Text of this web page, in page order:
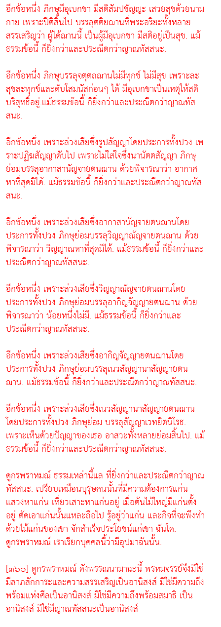
อีกข้อหนึ่ง ภิกษุมีอุเบกขา มีสติสัมปชัญญะ เสวยสุขด้วยนาม
กาย เพราะปีติสิ้นไป บรรลุตติยฌานที่พระอริยะทั้งหลาย
สรรเสริญว่า ผู้ได้ฌานนี้ เป็นผู้มีอุเบกขา มีสติอยู่เป็นสุข. แม้
ธรรมข้อนี้ ก็ยิ่งกว่าและประณีตกว่าญาณทัสสนะ.
อีกข้อหนึ่ง ภิกษุบรรลุจตุตถฌานไม่มีทุกข์ ไม่มีสุข เพราะละ
สุขละทุกข์และดับโสมนัสก่อนๆ ได้ มีอุเบกขาเป็นเหตุให้สติ
บริสุทธิ์อยู่.แม้ธรรมข้อนี้ ก็ยิ่งกว่าและประณีตกว่าญาณทัส
สนะ.
อีกข้อหนึ่ง เพราะล่วงเสียซึ่งรูปสัญญาโดยประการทั้งปวง เพ
ราะปฏิฆสัญญาดับไป เพราะไม่ใส่ใจซึ่งนานัตตสัญญา ภิกษุ
ย่อมบรรลุอากาสานัญจายตนฌาน ด้วยพิจารณาว่า อากาศ
หาที่สุดมิได้. แม้ธรรมข้อนี้ ก็ยิ่งกว่าและประณีตกว่าญาณทัส
สนะ.
อีกข้อหนึ่ง เพราะล่วงเสียซึ่งอากาสานัญจายตนฌานโดย
ประการทั้งปวง ภิกษุย่อมบรรลุวิญญาณัญจายตนฌาน ด้วย
พิจารณาว่า วิญญาณหาที่สุดมิได้. แม้ธรรมข้อนี้ ก็ยิ่งกว่าและ
ประณีตกว่าญาณทัสสนะ.
อีกข้อหนึ่ง เพราะล่วงเสียซึ่งวิญญาณัญจายตนฌานโดย
ประการทั้งปวง ภิกษุย่อมบรรลุอากิญจัญญายตนฌาน ด้วย
พิจารณาว่า น้อยหนึ่งไม่มี. แม้ธรรมข้อนี้ ก็ยิ่งกว่าและ
ประณีตกว่าญาณทัสสนะ.
อีกข้อหนึ่ง เพราะล่วงเสียซึ่งอากิญจัญญายตนฌานโดย
ประการทั้งปวง ภิกษุย่อมบรรลุเนวสัญญานาสัญญายตน
ฌาน. แม้ธรรมข้อนี้ ก็ยิ่งกว่าและประณีตกว่าญาณทัสสนะ.
อีกข้อหนึ่ง เพราะล่วงเสียซึ่งเนวสัญญานาสัญญายตนฌาน
โดยประการทั้งปวง ภิกษุย่อม บรรลุสัญญาเวทยิตนิโรธ.
เพราะเห็นด้วยปัญญาของเธอ อาสวะทั้งหลายย่อมสิ้นไป. แม้
ธรรมข้อนี้ ก็ยิ่งกว่าและประณีตกว่าญาณทัสสนะ.
ดูกรพราหมณ์ ธรรมเหล่านี้แล ที่ยิ่งกว่าและประณีตกว่าญาณ
ทัสสนะ. เปรียบเหมือนบุรุษคนนั้นที่มีความต้องการแก่น
แสวงหาแก่น เที่ยวเสาะหาแก่นอยู่ เมื่อต้นไม้ใหญ่มีแก่นตั้ง
อยู่ ตัดเอาแก่นนั้นแหละถือไป รู้อยู่ว่าแก่น และกิจที่จะพึงทำ
ด้วยไม้แก่นของเขา จักสำเร็จประโยชน์แก่เขา ฉันใด.
ดูกรพราหมณ์ เราเรียกบุคคลนี้ว่ามีอุปมาฉันนั้น.
[๓๖๐] ดูกรพราหมณ์ ดังพรรณนามาฉะนี้ พรหมจรรย์จึงมิใช่
มีลาภสักการะและความสรรเสริญเป็นอานิสงส์ มิใช่มีความถึง
พร้อมแห่งศีลเป็นอานิสงส์ มิใช่มีความถึงพร้อมสมาธิ เป็น
อานิสงส์ มิใช่มีญาณทัสสนะเป็นอานิสงส์